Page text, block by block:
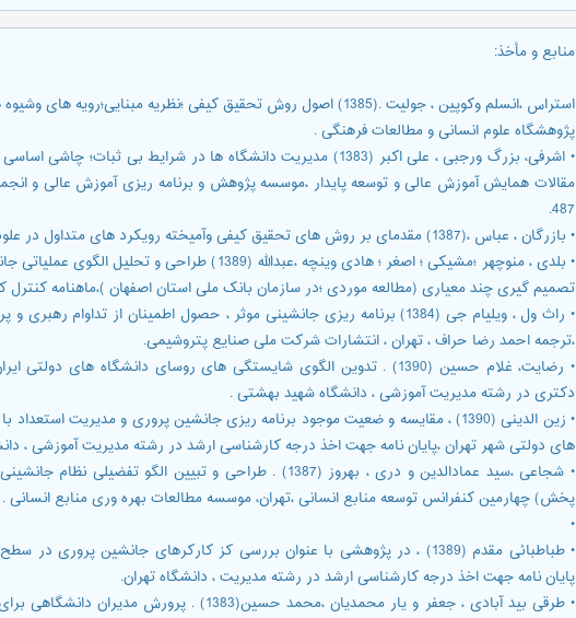
منابع و مأخذ:
استراس ،انسلم وکوپین ، جولیت .(1385) اصول روش تحقیق کیفی ؛نظریه
پژوهشگاه علوم انسانی و مطالعات فرهنگی .
• اشرفی، بزرگ ورجبی ، علی اکبر (1383) مدیریت دانشگاه ها در شرایط بی
487.
• بازرگان ، عباس ،(1387) مقدمای بر روش های تحقیق کیفی وآمیخته رویکرد های متداول در علوم رفتاری .تهران؛ دیدار.
• بلدی ، منوچهر ؛مشیکی ؛ اصغر ؛ هادی وینچه ،عبدالله (1389)
تصمیم گیری چند معیاری (مطالعه موردی ؛در سازمان بانک ملی استان اصفهان )،ماهنامه کنترل کیفیت
• راث ول ، ویلیام جی (1384) برنامه ریزی جانشینی موثر ، حصول اطمینان از تداوام
،ترجمه احمد رضا حراف ، تهران ، انتشارات شرکت ملی صنایع پتروشیمی.
• رضایت، غلام حسین (1390) . تدوین الگوی شایستگی های روسای دانشگاه های
دکتری در رشته مدیریت آموزشی ، دانشگاه شهید بهشتی .
• زین الدینی (1390) ، مقایسه و ضعیت موجود برنامه ریزی جانشین پروری و مدیریت
های دولتی شهر تهران ،پایان نامه جهت اخذ درجه کارشناسی ارشد در رشته مدیریت آموزشی ،
• شجاعی ،سید عمادالدین و دری ، بهروز (1387) . طراحی و تبیین الگو
پخش) چهارمین کنفرانس توسعه منابع انسانی ،تهران، موسسه مطالعات بهره وری منابع انسانی .
•
• طباطبائی مقدم (1389) ، در پژوهشی با عنوان بررسی کز کارکرهای جانشین
پایان نامه جهت اخذ درجه کارشناسی ارشد در رشته مدیریت ، دانشگاه تهران.
• طرقی بید آبادی ، جعفر و یار محمدیان ،محمد حسین(1383) .